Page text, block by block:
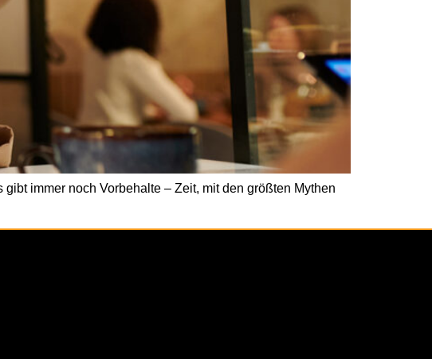
immer noch Vorbehalte – Zeit, mit den größten Mythen